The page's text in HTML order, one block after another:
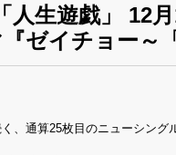
人生遊戯」 12
ゼイチョー～
、通算25枚目のニューシング